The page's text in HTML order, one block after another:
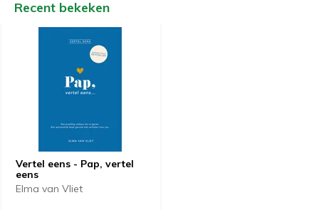
Recent bekeken
Vertel eens - Pap, vertel
eens
Elma van Vliet